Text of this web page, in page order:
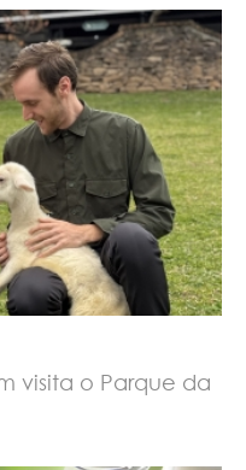
visita o Parque da